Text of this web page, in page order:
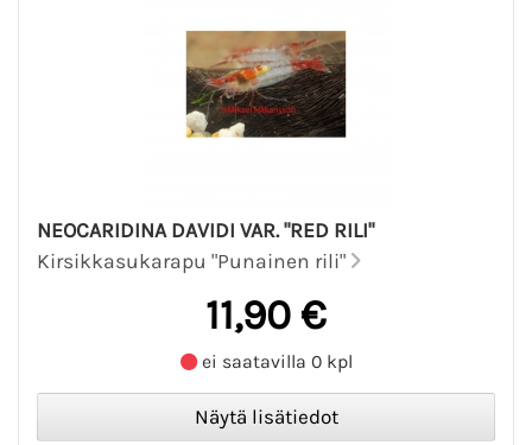
NEOCARIDINA DAVIDI VAR. "RED RILI"
Kirsikkasukarapu "Punainen rili"
11,90 €
ei saatavilla 0 kpl